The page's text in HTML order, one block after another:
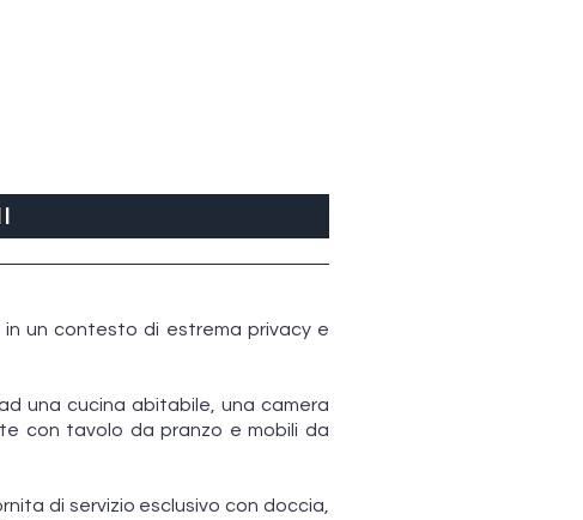
in un contesto di estrema privacy e
una cucina abitabile, una camera
con tavolo da pranzo e mobili da
di servizio esclusivo con doccia,